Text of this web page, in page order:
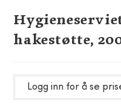
hakestøtte,
Logg inn for å se